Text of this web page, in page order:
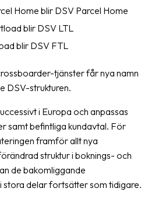
Home blir DSV Parcel Home
blir DSV LTL
blir DSV FTL
tjänster får nya namn
DSV-strukturen.
i Europa och anpassas
samt befintliga kundavtal. För
framför allt nya
struktur i boknings- och
de bakomliggande
stora delar fortsätter som tidigare.